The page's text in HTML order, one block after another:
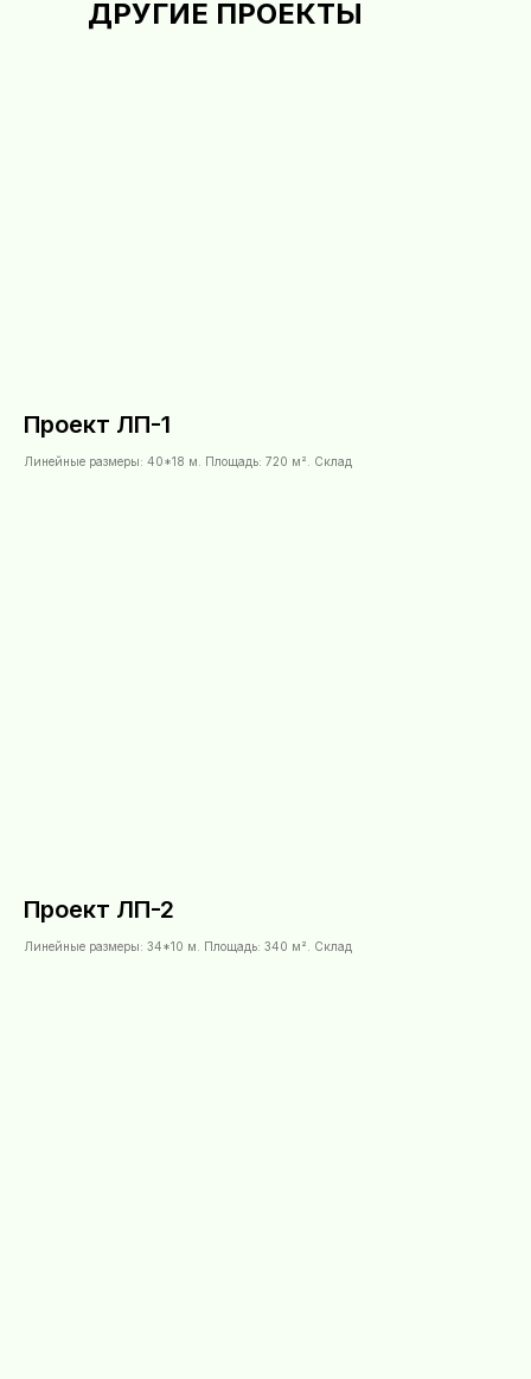
ДРУГИЕ ПРОЕКТЫ
Проект ЛП-1
Линейные размеры: 40*18 м. Площадь: 720 м². Склад
Проект ЛП-2
Линейные размеры: 34*10 м. Площадь: 340 м². Склад